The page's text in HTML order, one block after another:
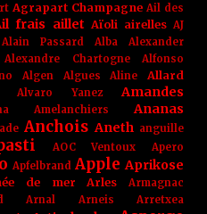
Agrapart Champagne Ail des
frais aillet Aïoli airelles AJ
Alain Passard
Alba
Alexander
Alexandre Chartogne
Alfonso
Algen Algues Aline Allard
Alvaro Yanez Amandes
Amelanchiers Ananas
Anchois Aneth anguille
AOC Ventoux Apero
Apfelbrand Apple Aprikose
de mer Arles
Armagnac
Arnal
Arneis Arretxea